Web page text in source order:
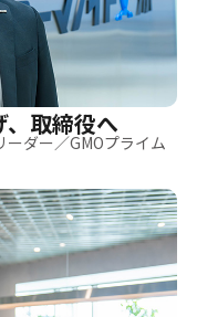
取締役へ
ーダー／GMOプライム